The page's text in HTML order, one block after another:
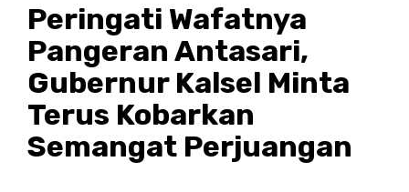
Peringati Wafatnya
Pangeran Antasari,
Gubernur Kalsel Minta
Terus Kobarkan
Semangat Perjuangan